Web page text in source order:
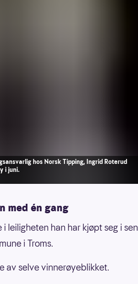
hos Norsk Tipping, Ingrid Roterud
i juni.
med én gang
leiligheten han har kjøpt seg i
i Troms.
av selve vinnerøyeblikket.